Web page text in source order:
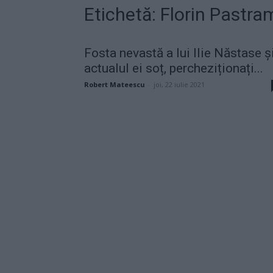
Etichetă: Florin
Fosta nevastă a lui Ilie Năstase și
actualul ei soț, percheziționați...
Robert Mateescu joi, 22 iulie 2021